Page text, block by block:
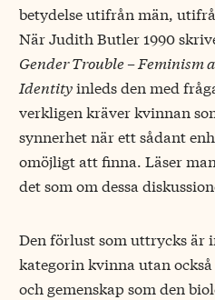
betydelse utifrån män,
När Judith Butler 1990
Gender Trouble – Feminism
Identityinleds den med
verkligen kräver kvinnan
synnerhet när ett sådant
omöjligt att finna. Läser man
det som om dessa
Den förlust som uttrycks är
kategorin kvinna utan
och gemenskap som den